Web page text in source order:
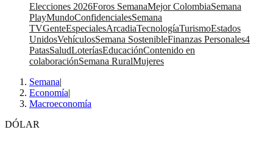
Elecciones 2026Foros SemanaMejor ColombiaSemana
PlayMundoConfidencialesSemana
TVGenteEspecialesArcadiaTecnologíaTurismoEstados
UnidosVehículosSemana SostenibleFinanzas Personales4
PatasSaludLoteríasEducaciónContenido en
colaboraciónSemana RuralMujeres
Semana|
Economía|
Macroeconomía
DÓLAR